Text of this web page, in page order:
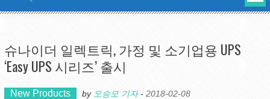
슈나이더 일렉트릭, 가정 및 소기업용 UPS
‘Easy UPS 시리즈’ 출시
New Products by 오승모 기자- 2018-02-08